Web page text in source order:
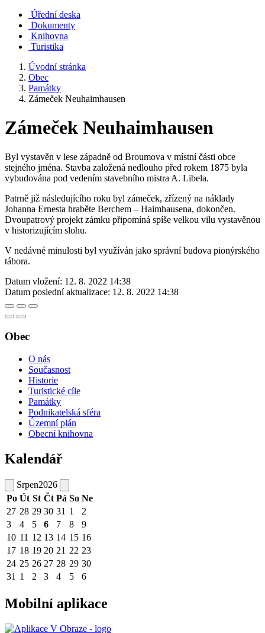
Úřední deska
Dokumenty
Knihovna
Turistika
Úvodní stránka
Obec
Památky
Zámeček Neuhaimhausen
Zámeček Neuhaimhausen
Byl vystavěn v lese západně od Broumova v místní části obce
stejného jména. Stavba založená nedlouho před rokem 1875 byla
vybudována pod vedením stavebního mistra A. Libela.
Patrně již následujícího roku byl zámeček, zřízený na náklady
Johanna Ernesta hraběte Berchem – Haimhausena, dokončen.
Dvoupatrový projekt zámku připomíná spíše velkou vilu vystavěnou
v historizujícím slohu.
V nedávné minulosti byl využíván jako správní budova pionýrského
tábora.
Datum vložení: 12. 8. 2022 14:38
Datum poslední aktualizace: 12. 8. 2022 14:38
Obec
O nás
Současnost
Historie
Turistické cíle
Památky
Podnikatelská sféra
Územní plán
Obecní knihovna
Kalendář
Srpen2026
Po Út St Čt Pá So Ne
27 28 29 30 31 1
2
3
4 5 6 7 8
9
10 11 12 13 14 15 16
17 18 19 20 21 22 23
24 25 26 27 28 29 30
31 1 2 3 4 5 6
Mobilní aplikace